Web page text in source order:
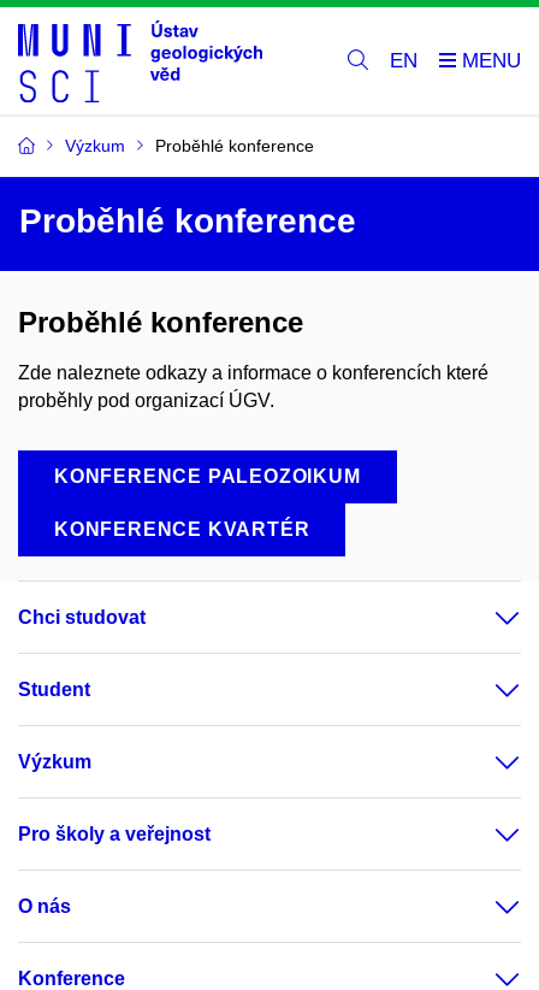
EN
Výzkum Proběhlé konference
Proběhlé konference
Proběhlé konference
Zde naleznete odkazy a informace o konferencích které
proběhly pod organizací ÚGV.
KONFERENCE PALEOZOIKUM
KONFERENCE KVARTÉR
Chci studovat
Student
Výzkum
Pro školy a veřejnost
O nás
Konference